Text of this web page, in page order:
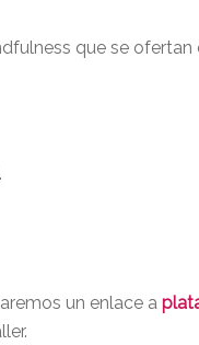
que se ofertan
un enlace a